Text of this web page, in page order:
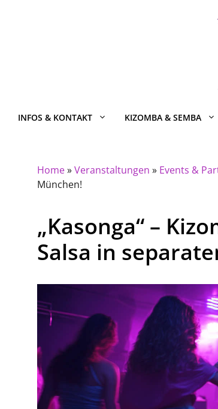
INFOS & KONTAKT KIZOMBA & SEMBA
Home»Veranstaltungen » Events &
München!
„Kasonga“ –
Salsa in